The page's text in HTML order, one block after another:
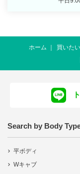
ホーム 買いたい
Search by Body
平ボディ
Wキャブ